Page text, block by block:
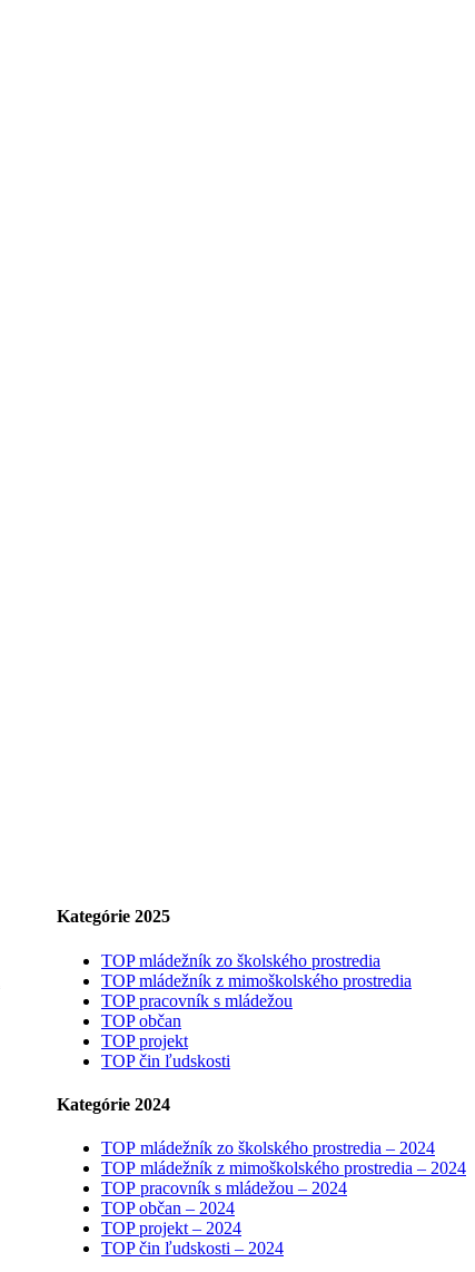
Kategórie 2025
TOP mládežník zo školského prostredia
TOP mládežník z mimoškolského prostredia
TOP pracovník s mládežou
TOP občan
TOP projekt
TOP čin ľudskosti
Kategórie 2024
TOP mládežník zo školského prostredia – 2024
TOP mládežník z mimoškolského prostredia – 2024
TOP pracovník s mládežou – 2024
TOP občan – 2024
TOP projekt – 2024
TOP čin ľudskosti – 2024